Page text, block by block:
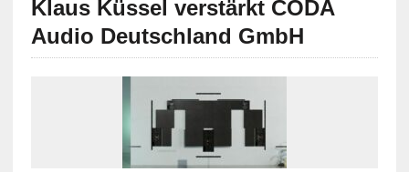
Klaus Küssel verstärkt CODA
Audio Deutschland GmbH